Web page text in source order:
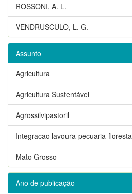
ROSSONI, A. L.
VENDRUSCULO, L. G.
Assunto
Agricultura
Agricultura Sustentável
Agrossilvipastoril
Integracao lavoura-pecuaria-floresta
Mato Grosso
Ano de publicação